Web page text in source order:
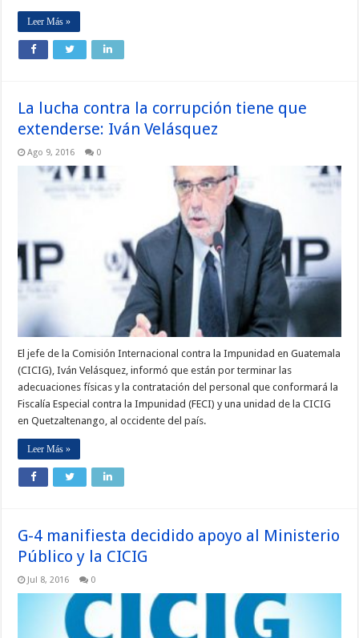
Leer Más »
La lucha contra la corrupción tiene que
extenderse: Iván Velásquez
Ago 9, 2016 0
El jefe de la Comisión Internacional contra la Impunidad en Guatemala
(CICIG), Iván Velásquez, informó que están por terminar las
adecuaciones físicas y la contratación del personal que conformará la
Fiscalía Especial contra la Impunidad (FECI) y una unidad de la CICIG
en Quetzaltenango, al occidente del país.
Leer Más »
G-4 manifiesta decidido apoyo al Ministerio
Público y la CICIG
Jul 8, 2016 0